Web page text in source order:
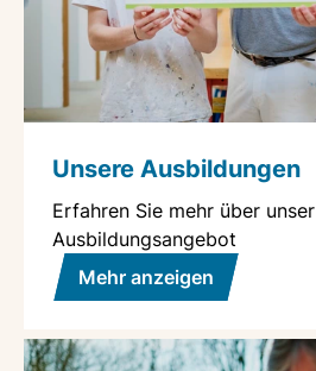
Unsere Ausbildungen
Erfahren Sie mehr über unser
Ausbildungsangebot
Mehr anzeigen